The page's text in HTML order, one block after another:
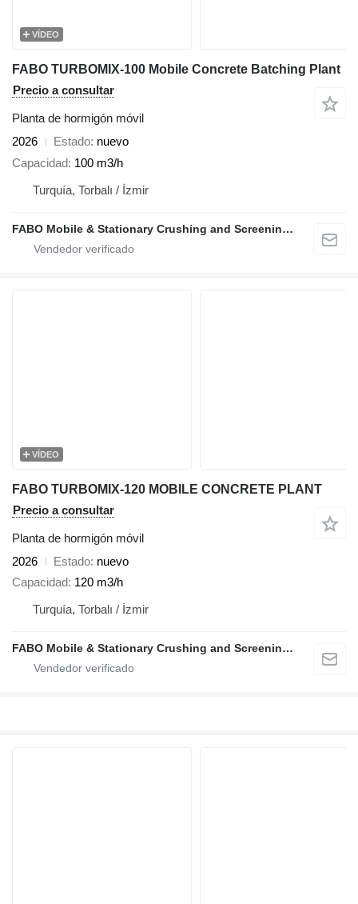
VÍDEO
FABO TURBOMIX-100 Mobile Concrete Batching Plant
Precio a consultar
Planta de hormigón móvil
2026
Estado nuevo
Capacidad 100 m3/h
Turquía, Torbalı / İzmir
FABO Mobile & Stationary Crushing and Screening Plants | Concrete Batching Plants Manufacturer
VÍDEO
FABO TURBOMIX-120 MOBILE CONCRETE PLANT
Precio a consultar
Planta de hormigón móvil
2026
Estado nuevo
Capacidad 120 m3/h
Turquía, Torbalı / İzmir
FABO Mobile & Stationary Crushing and Screening Plants | Concrete Batching Plants Manufacturer